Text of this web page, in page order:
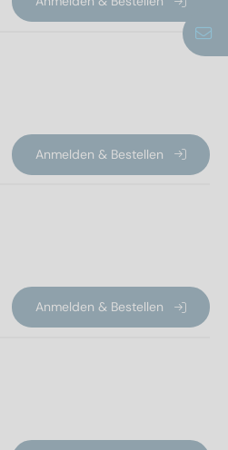
Anmelden & Bestellen
Anmelden & Bestellen